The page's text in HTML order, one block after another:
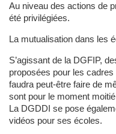
Au niveau des actions de
été privilégiées.
La mutualisation dans les
S’agissant de la DGFIP,
proposées pour les cadres
faudra peut-être faire de
sont pour le moment
La DGDDI se pose
vidéos pour ses écoles.